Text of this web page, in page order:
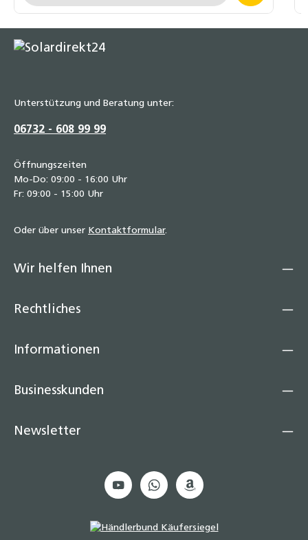
Unterstützung und Beratung unter:
06732 - 608 99 99
Öffnungszeiten
Mo-Do: 09:00 - 16:00 Uhr
Fr: 09:00 - 15:00 Uhr
Oder über unser Kontaktformular.
Wir helfen Ihnen
Rechtliches
Informationen
Businesskunden
Newsletter